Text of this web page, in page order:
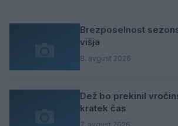
Brezposelnost
višja
8. avgust 2026
Dež bo prekinil
kratek čas